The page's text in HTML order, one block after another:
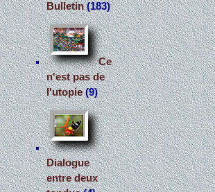
Bulletin(183)
Ce
n'est pas de
l'utopie(9)
Dialogue
entre deux